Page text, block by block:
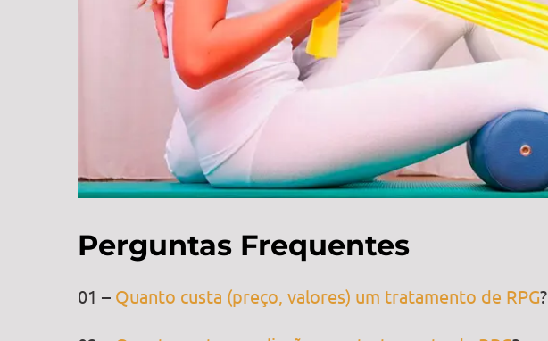
Perguntas Frequentes
01 – Quanto custa (preço, valores) um tratamento de RPG?